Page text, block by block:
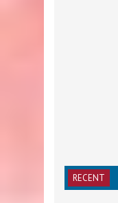
RECENT